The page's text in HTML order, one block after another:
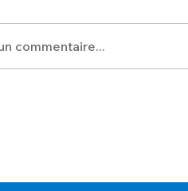
commentaire...